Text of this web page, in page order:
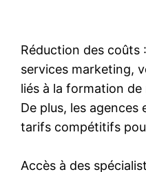
Réduction des
services marketing,
liés à la formation
De plus, les
tarifs compétitifs
Accès à des